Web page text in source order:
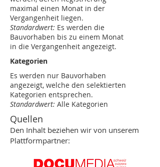
maximal einen Monat in der
Vergangenheit liegen.
Standardwert: Es werden die
Bauvorhaben bis zu einem Monat
in die Vergangenheit angezeigt.
Kategorien
Es werden nur Bauvorhaben
angezeigt, welche den selektierten
Kategorien entsprechen.
Standardwert: Alle Kategorien
Quellen
Den Inhalt beziehen wir von unserem
Plattformpartner: